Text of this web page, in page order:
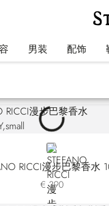
男装 配饰
GREY
RICCI漫步巴黎香水
€ 390